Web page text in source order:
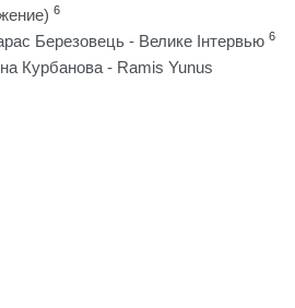
6
Березовець - Велике Інтервью 6
Курбанова - Ramis Yunus